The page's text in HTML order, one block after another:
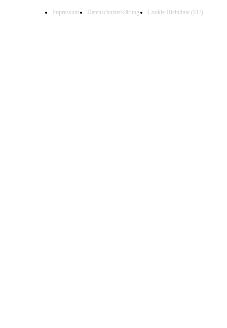
Impressum Datenschutzerklärung Cookie-Richtlinie (EU)